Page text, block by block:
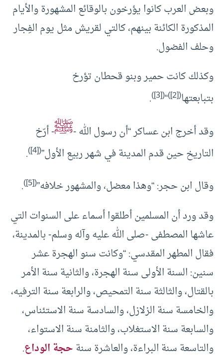
وبعض العرب كانوا يؤرخون بالوقائع المشهورة والأيام
المذكورة الكائنة بينهم، كالتي لقريش مثل يوم الفِجار
وحلف الفضول.
وكذلك كانت حمير وبنو قحطان تؤرخ
بتبابعتها(
[2]
)
“
(
[3]
)
.
وقد أخرج ابن عساكر “أن رسول الله -ﷺ- أرّخ
التاريخ حين قدم المدينة في شهر ربيع الأول”(
[4]
)
.
وقال ابن حجر: “وهذا معضل، والمشهور خلافه”(
[5]
)
.
وقد ورد أن المسلمين أطلقوا أسماء على السنوات التي
عاشها المصطفى -صلى الله عليه وآله وسلم- بالمدينة،
فقال المطهر المقدسي: “وكانت سنو الهجرة عشر
سنين: السنة الأولى سنة الهجرة، والثانية سنة الأمر
بالقتال، والثالثة سنة التمحيص، والرابعة سنة الترفيه،
والخامسة سنة الزلازل، والسادسة سنة الاستئناس،
والسابعة سنة الاستغلاب، والثامنة سنة الاستواء،
والتاسعة سنة البراءة، والعاشرة سنةحجة الوداع.